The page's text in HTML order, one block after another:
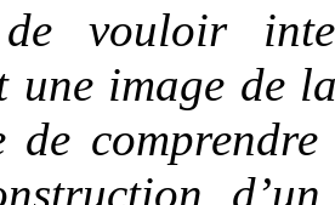
vouloir
une image de